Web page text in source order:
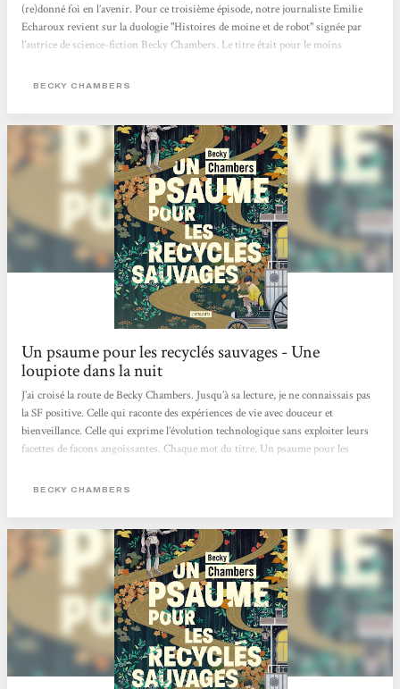
(re)donné foi en l’avenir. Pour ce troisième épisode, notre journaliste Emilie
Echaroux revient sur la duologie "Histoires de moine et de robot" signée par
l’autrice de science-fiction Becky Chambers. Le titre était pour le moins
bouquins en attente d’être feuilletés, Un psaume pour les recyclés sauvages
rédaction...
BECKY CHAMBERS
Un psaume pour les recyclés sauvages - Une
loupiote dans la nuit
J’ai croisé la route de Becky Chambers. Jusqu’à sa lecture, je ne connaissais pas
la SF positive. Celle qui raconte des expériences de vie avec douceur et
bienveillance. Celle qui exprime l’évolution technologique sans exploiter leurs
facettes de façons angoissantes. Chaque mot du titre, Un psaume pour les
pleine de réflexions. J’ai abordé ce recueil de préceptes sages pas à pas, un
m’imprégner d’eux pour garder ce qui me serait...
BECKY CHAMBERS